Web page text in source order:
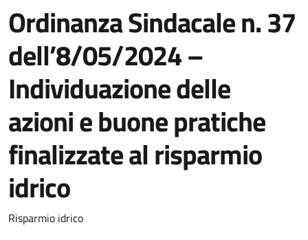
Ordinanza Sindacale n. 37
dell’8/05/2024 –
Individuazione delle
azioni e buone pratiche
finalizzate al risparmio
idrico
Dettagli del documento
Risparmio idrico